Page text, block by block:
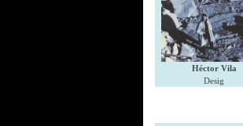
Héctor Vila
Desig